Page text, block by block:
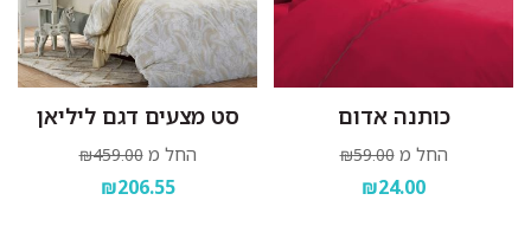
כותנה אדום
החל מ ₪59.00
₪24.00
סט מצעים דגם ליליאן
החל מ ₪459.00
₪206.55